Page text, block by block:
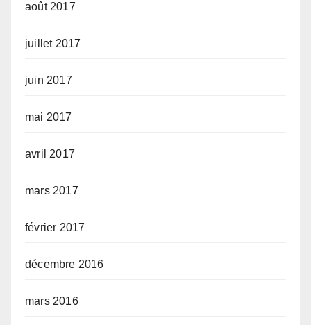
août 2017
juillet 2017
juin 2017
mai 2017
avril 2017
mars 2017
février 2017
décembre 2016
mars 2016